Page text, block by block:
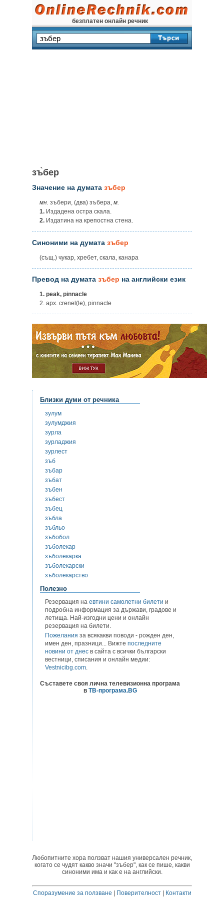
безплатен онлайн речник
зъ̀бер
Значение на думата зъбер
мн. зъбери, (два) зъбера, м.
1. Издадена остра скала.
2. Издатина на крепостна стена.
Синоними на думата зъбер
(същ.) чукар, хребет, скала, канара
Превод на думата зъбер на английски език
1. peak, pinnacle
2. apx. crenel(le), pinnacle
Близки думи от речника
зулум
зулумджия
зурла
зурладжия
зурлест
зъб
зъбар
зъбат
зъбен
зъбест
зъбец
зъбла
зъбльо
зъбобол
зъболекар
зъболекарка
зъболекарски
зъболекарство
Полезно
Резервация на евтини самолетни билети и
подробна информация за държави, градове и
летища. Най-изгодни цени и онлайн
резервация на билети.
Пожелания за всякакви поводи - рожден ден,
имен ден, празници... Вижте последните
новини от днес в сайта с всички български
вестници, списания и онлайн медии:
Vestnicibg.com.
Съставете своя лична телевизионна програма
в ТВ-програма.BG
Любопитните хора ползват нашия универсален речник,
когато се чудят какво значи "зъбер", как се пише, какви
синоними има и как е на английски.
Споразумение за ползване Поверителност| Контакти